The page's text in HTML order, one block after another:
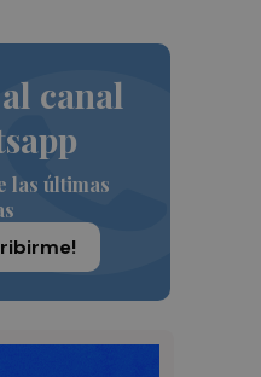
canal
las últimas